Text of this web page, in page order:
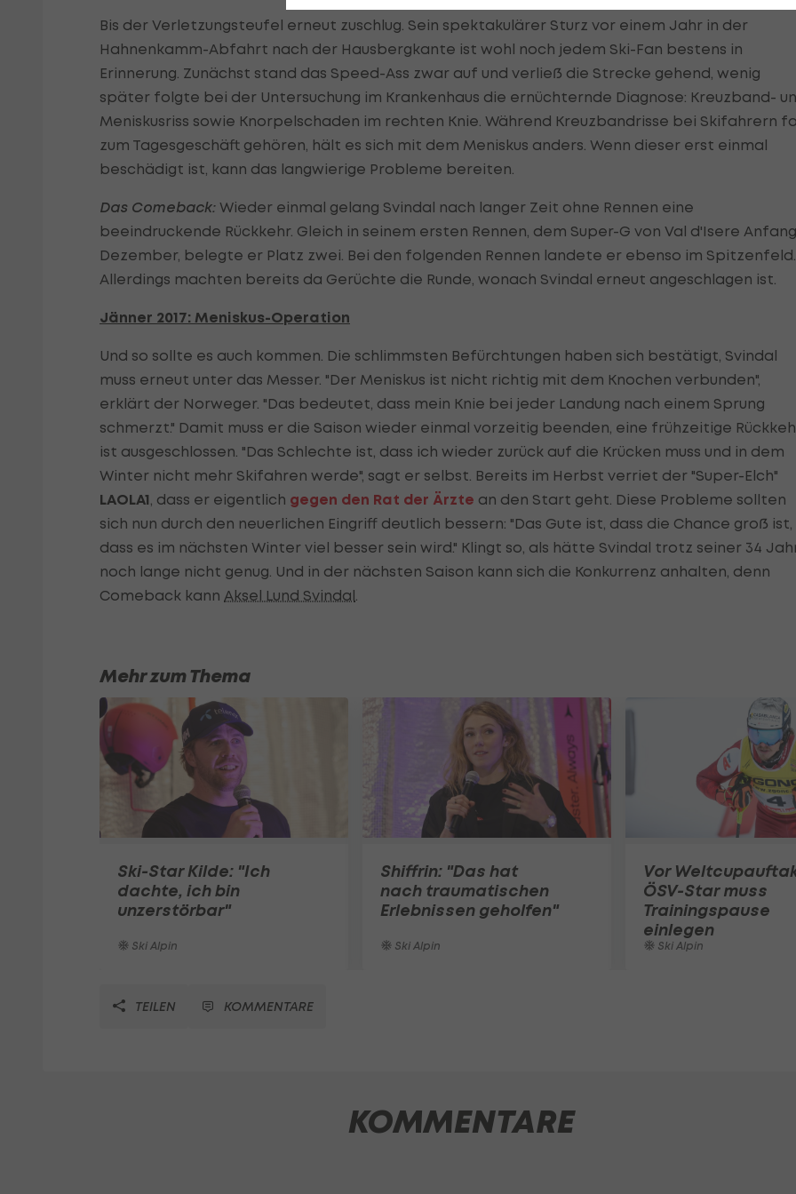
Bis der Verletzungsteufel erneut zuschlug. Sein spektakulärer Sturz vor einem Jahr in der
Hahnenkamm-Abfahrt nach der Hausbergkante ist wohl noch jedem Ski-Fan bestens in
Erinnerung. Zunächst stand das Speed-Ass zwar auf und verließ die Strecke gehend, wenig
später folgte bei der Untersuchung im Krankenhaus die ernüchternde Diagnose: Kreuzband-
Meniskusriss sowie Knorpelschaden im rechten Knie. Während Kreuzbandrisse bei Skifahrern
zum Tagesgeschäft gehören, hält es sich mit dem Meniskus anders. Wenn dieser erst einmal
beschädigt ist, kann das langwierige Probleme bereiten.
Das Comeback: Wieder einmal gelang Svindal nach langer Zeit ohne Rennen eine
beeindruckende Rückkehr. Gleich in seinem ersten Rennen, dem Super-G von Val d'Isere Anfang
Dezember, belegte er Platz zwei. Bei den folgenden Rennen landete er ebenso im Spitzenfeld.
Allerdings machten bereits da Gerüchte die Runde, wonach Svindal erneut angeschlagen ist.
Jänner 2017: Meniskus-Operation
Und so sollte es auch kommen. Die schlimmsten Befürchtungen haben sich bestätigt, Svindal
muss erneut unter das Messer. "Der Meniskus ist nicht richtig mit dem Knochen verbunden",
erklärt der Norweger. "Das bedeutet, dass mein Knie bei jeder Landung nach einem Sprung
schmerzt." Damit muss er die Saison wieder einmal vorzeitig beenden, eine frühzeitige
ist ausgeschlossen. "Das Schlechte ist, dass ich wieder zurück auf die Krücken muss und in dem
Winter nicht mehr Skifahren werde", sagt er selbst. Bereits im Herbst verriet der "Super-Elch"
LAOLA1, dass er eigentlich gegen den Rat der Ärzte an den Start geht. Diese Probleme sollten
sich nun durch den neuerlichen Eingriff deutlich bessern: "Das Gute ist, dass die Chance groß ist,
dass es im nächsten Winter viel besser sein wird." Klingt so, als hätte Svindal trotz seiner 34
noch lange nicht genug. Und in der nächsten Saison kann sich die Konkurrenz anhalten, denn
Comeback kann Aksel Lund Svindal.
Mehr zum Thema
Ski-Star Kilde: "Ich
dachte, ich bin
unzerstörbar"
Ski Alpin
Shiffrin: "Das hat
nach traumatischen
Erlebnissen geholfen"
Ski Alpin
Vor
ÖSV-Star muss
Trainingspause
einlegen
Ski Alpin
TEILEN KOMMENTARE
KOMMENTARE